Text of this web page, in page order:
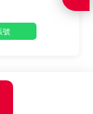
Company
號